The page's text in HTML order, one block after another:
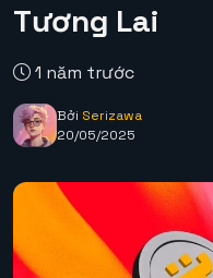
Tương Lai
1 năm trước
Bởi Serizawa
20/05/2025